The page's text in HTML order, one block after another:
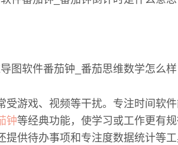
游戏、视频等干扰。专注时间软件
钟等经典功能，使学习或工作更有
提供待办事项和专注度数据统计等